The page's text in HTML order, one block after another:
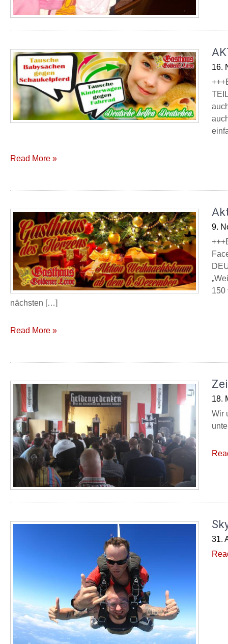
16.
Read More »
9.
150
nächsten […]
Read More »
18.
Wir
31.